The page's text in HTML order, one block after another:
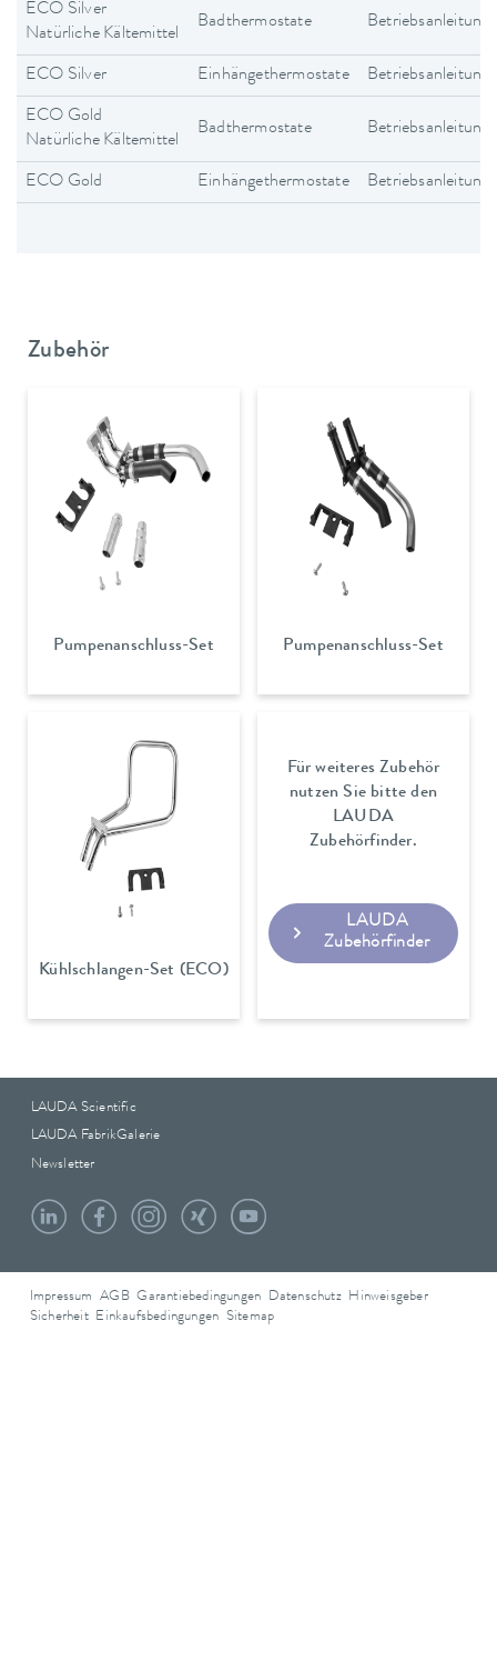
ECO Silver
Natürliche Kältemittel
Badthermostate Betriebsanleitung
ECO Silver Einhängethermostate Betriebsanleitung
ECO Gold
Natürliche Kältemittel
Badthermostate Betriebsanleitung
ECO Gold Einhängethermostate Betriebsanleitung
Zubehör
Pumpenanschluss-Set Pumpenanschluss-Set
Kühlschlangen-Set (ECO)
Für weiteres Zubehör
nutzen Sie bitte den
LAUDA
Zubehörfinder.
LAUDA
Zubehörfinder
LAUDA Scientific
LAUDA FabrikGalerie
Newsletter
Impressum AGB Garantiebedingungen Datenschutz Hinweisgeber
Sicherheit Einkaufsbedingungen Sitemap